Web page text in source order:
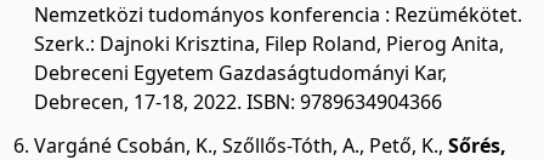
Nemzetközi tudományos konferencia : Rezümékötet.
Szerk.: Dajnoki Krisztina, Filep Roland, Pierog Anita,
Debreceni Egyetem Gazdaságtudományi Kar,
Debrecen, 17-18, 2022. ISBN: 9789634904366
Vargáné Csobán, K., Szőllős-Tóth, A., Pető, K., Sőrés,